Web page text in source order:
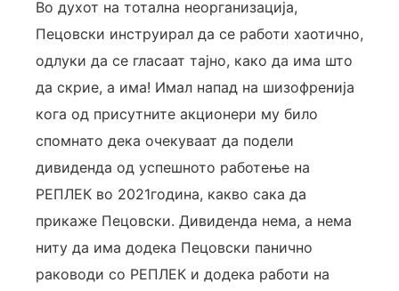
Во духот на тотална неорганизација,
Пецовски инструирал да се работи хаотично,
одлуки да се гласаат тајно, како да има што
да скрие, а има! Имал напад на шизофренија
кога од присутните акционери му било
спомнато дека очекуваат да подели
дивиденда од успешното работење на
РЕПЛЕК во 2021година, какво сака да
прикаже Пецовски. Дивиденда нема, а нема
ниту да има додека Пецовски панично
раководи со РЕПЛЕК и додека работи на